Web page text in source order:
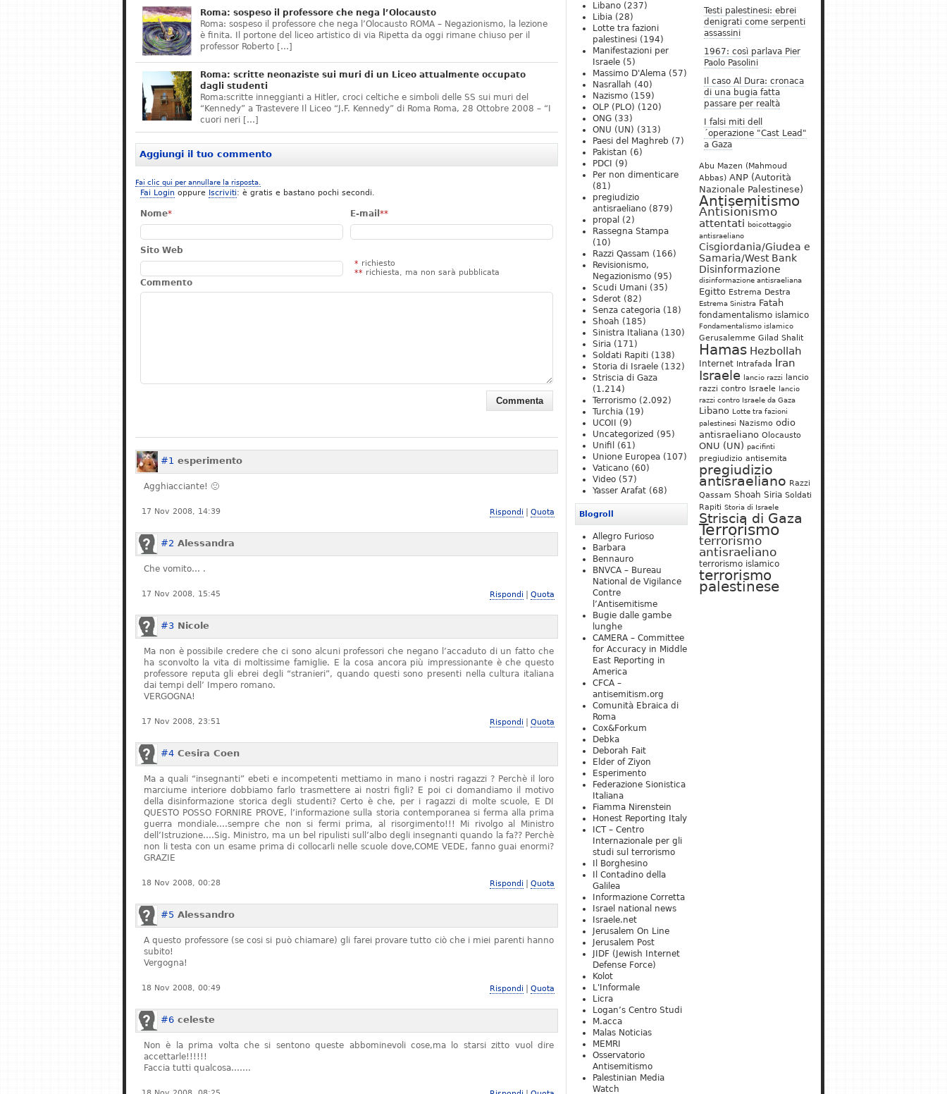
Roma: sospeso il professore che nega l’Olocausto
Roma: sospeso il professore che nega l’Olocausto ROMA – Negazionismo, la lezione
è finita. Il portone del liceo artistico di via Ripetta da oggi rimane chiuso per il
professor Roberto […]
Roma: scritte neonaziste sui muri di un Liceo attualmente occupato
dagli studenti
Roma:scritte inneggianti a Hitler, croci celtiche e simboli delle SS sui muri del
“Kennedy” a Trastevere Il Liceo “J.F. Kennedy” di Roma Roma, 28 Ottobre 2008 – “I
cuori neri […]
Aggiungi il tuo commento
Fai clic qui per annullare la risposta.
Fai Login oppure Iscriviti: è gratis e bastano pochi secondi.
Nome* E-mail **
Sito Web
* richiesto
** richiesta, ma non sarà pubblicata
Commento
#1 esperimento
Agghiacciante! 🙁
17 Nov 2008, 14:39 Rispondi Quota
#2 Alessandra
Che vomito… .
17 Nov 2008, 15:45 Rispondi Quota
#3 Nicole
Ma non è possibile credere che ci sono alcuni professori che negano l’accaduto di un fatto che
ha sconvolto la vita di moltissime famiglie. E la cosa ancora più impressionante è che questo
professore reputa gli ebrei degli “stranieri”, quando questi sono presenti nella cultura italiana
dai tempi dell’ Impero romano.
VERGOGNA!
17 Nov 2008, 23:51 Rispondi Quota
#4 Cesira Coen
Ma a quali “insegnanti” ebeti e incompetenti mettiamo in mano i nostri ragazzi ? Perchè il loro
marciume interiore dobbiamo farlo trasmettere ai nostri figli? E poi ci domandiamo il motivo
della disinformazione storica degli studenti? Certo è che, per i ragazzi di molte scuole, E DI
QUESTO POSSO FORNIRE PROVE, l’informazione sulla storia contemporanea si ferma alla prima
guerra mondiale….sempre che non si fermi prima, al risorgimento!!! Mi rivolgo al Ministro
dell’Istruzione….Sig. Ministro, ma un bel ripulisti sull’albo degli insegnanti quando la fa?? Perchè
non li testa con un esame prima di collocarli nelle scuole dove,COME VEDE, fanno guai enormi?
GRAZIE
18 Nov 2008, 00:28 Rispondi Quota
#5 Alessandro
A questo professore (se cosi si può chiamare) gli farei provare tutto ciò che i miei parenti hanno
subito!
Vergogna!
18 Nov 2008, 00:49 Rispondi Quota
#6 celeste
Non è la prima volta che si sentono queste abbominevoli cose,ma lo starsi zitto vuol dire
accettarle!!!!!!
Faccia tutti qualcosa…….
Testi palestinesi: ebrei
denigrati come serpenti
assassini
1967: così parlava Pier
Paolo Pasolini
Il caso Al Dura: cronaca
di una bugia fatta
passare per realtà
I falsi miti dell
´operazione "Cast Lead"
a Gaza
Abu Mazen (Mahmoud
Abbas) ANP (Autorità
Nazionale Palestinese)
Antisemitismo
Antisionismo
attentati boicottaggio
antisraeliano
Cisgiordania/Giudea e
Samaria/West Bank
Disinformazione
disinformazione antisraeliana
Egitto Estrema Destra
Estrema Sinistra Fatah
fondamentalismo islamico
Fondamentalismo islamico
Gerusalemme Gilad Shalit
Hamas Hezbollah
Internet Intrafada Iran
Israele lancio razzi
lancio
razzi contro Israele lancio
razzi contro Israele da Gaza
Libano Lotte tra fazioni
palestinesi Nazismo odio
antisraeliano Olocausto
ONU (UN) pacifinti
pregiudizio antisemita
pregiudizio
antisraeliano Razzi
Qassam Shoah Siria Soldati
Rapiti Storia di Israele
Striscia di Gaza
Terrorismo
terrorismo
antisraeliano
terrorismo islamico
terrorismo
palestinese
Libano (237)
Libia (28)
Lotte tra fazioni
palestinesi (194)
Manifestazioni per
Israele (5)
Massimo D'Alema (57)
Nasrallah (40)
Nazismo (159)
OLP (PLO) (120)
ONG (33)
ONU (UN) (313)
Paesi del Maghreb (7)
Pakistan (6)
PDCI
(9)
Per non dimenticare
(81)
pregiudizio
antisraeliano (879)
propal (2)
Rassegna Stampa
(10)
Razzi Qassam (166)
Revisionismo,
Negazionismo (95)
Scudi Umani (35)
Sderot (82)
Senza categoria (18)
Shoah (185)
Sinistra Italiana (130)
Siria (171)
Soldati Rapiti (138)
Storia di Israele (132)
Striscia di Gaza
(1.214)
Terrorismo (2.092)
Turchia (19)
UCOII
(9)
Uncategorized (95)
Unifil
(61)
Unione Europea (107)
Vaticano (60)
Video (57)
Yasser Arafat (68)
Blogroll
Allegro Furioso
Barbara
Bennauro
BNVCA – Bureau
National de Vigilance
Contre
l’Antisemitisme
Bugie dalle gambe
lunghe
CAMERA – Committee
for Accuracy in Middle
East Reporting in
America
CFCA –
antisemitism.org
Comunità Ebraica di
Roma
Cox&Forkum
Debka
Deborah Fait
Elder of Ziyon
Esperimento
Federazione Sionistica
Italiana
Fiamma Nirenstein
Honest Reporting Italy
ICT – Centro
Internazionale per gli
studi sul terrorismo
Il Borghesino
Il Contadino della
Galilea
Informazione Corretta
Israel national news
Israele.net
Jerusalem On Line
Jerusalem Post
JIDF (Jewish Internet
Defense Force)
Kolot
L'Informale
Licra
Logan’s Centro Studi
M.acca
Malas Noticias
MEMRI
Osservatorio
Antisemitismo
Palestinian Media
Watch